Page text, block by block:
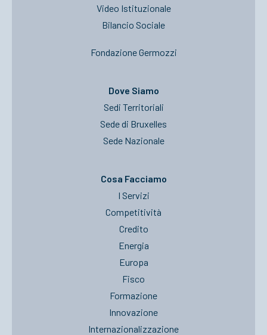
Video Istituzionale
Bilancio Sociale
Fondazione Germozzi
Dove Siamo
Sedi Territoriali
Sede di Bruxelles
Sede Nazionale
Cosa Facciamo
I Servizi
Competitività
Credito
Energia
Europa
Fisco
Formazione
Innovazione
Internazionalizzazione